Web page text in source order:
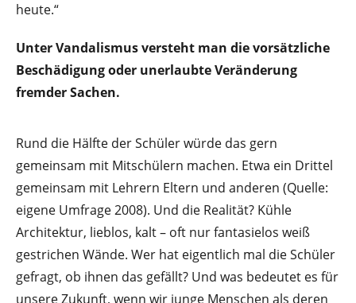
heute.“
Unter Vandalismus versteht man die vorsätzliche
Beschädigung oder unerlaubte Veränderung
fremder Sachen.
Rund die Hälfte der Schüler würde das gern
gemeinsam mit Mitschülern machen. Etwa ein Drittel
gemeinsam mit Lehrern Eltern und anderen (Quelle:
eigene Umfrage 2008). Und die Realität? Kühle
Architektur, lieblos, kalt – oft nur fantasielos weiß
gestrichen Wände. Wer hat eigentlich mal die Schüler
gefragt, ob ihnen das gefällt? Und was bedeutet es für
unsere Zukunft, wenn wir junge Menschen als deren